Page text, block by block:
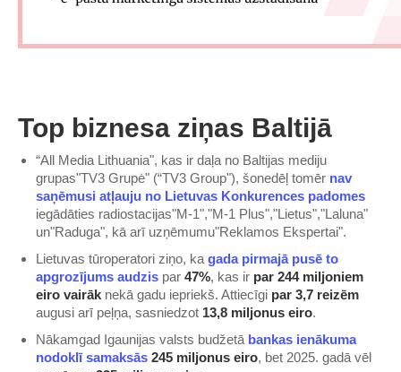
Top biznesa ziņas Baltijā
“All Media Lithuania", kas ir daļa no Baltijas mediju
grupas"TV3 Grupė" (“TV3 Group"), šonedēļ tomēr nav
saņēmusi atļauju no Lietuvas Konkurences padomes
iegādāties radiostacijas"M-1","M-1 Plus","Lietus","Laluna"
un"Raduga", kā arī uzņēmumu"Reklamos Ekspertai".
Lietuvas tūroperatori ziņo, ka gada pirmajā pusē to
apgrozījums audzis par 47%, kas ir par 244 miljoniem
eiro vairāk nekā gadu iepriekš. Attiecīgi par 3,7 reizēm
augusi arī peļņa, sasniedzot 13,8 miljonus eiro.
Nākamgad Igaunijas valsts budžetā bankas ienākuma
nodoklī samaksās 245 miljonus eiro, bet 2025. gadā vēl